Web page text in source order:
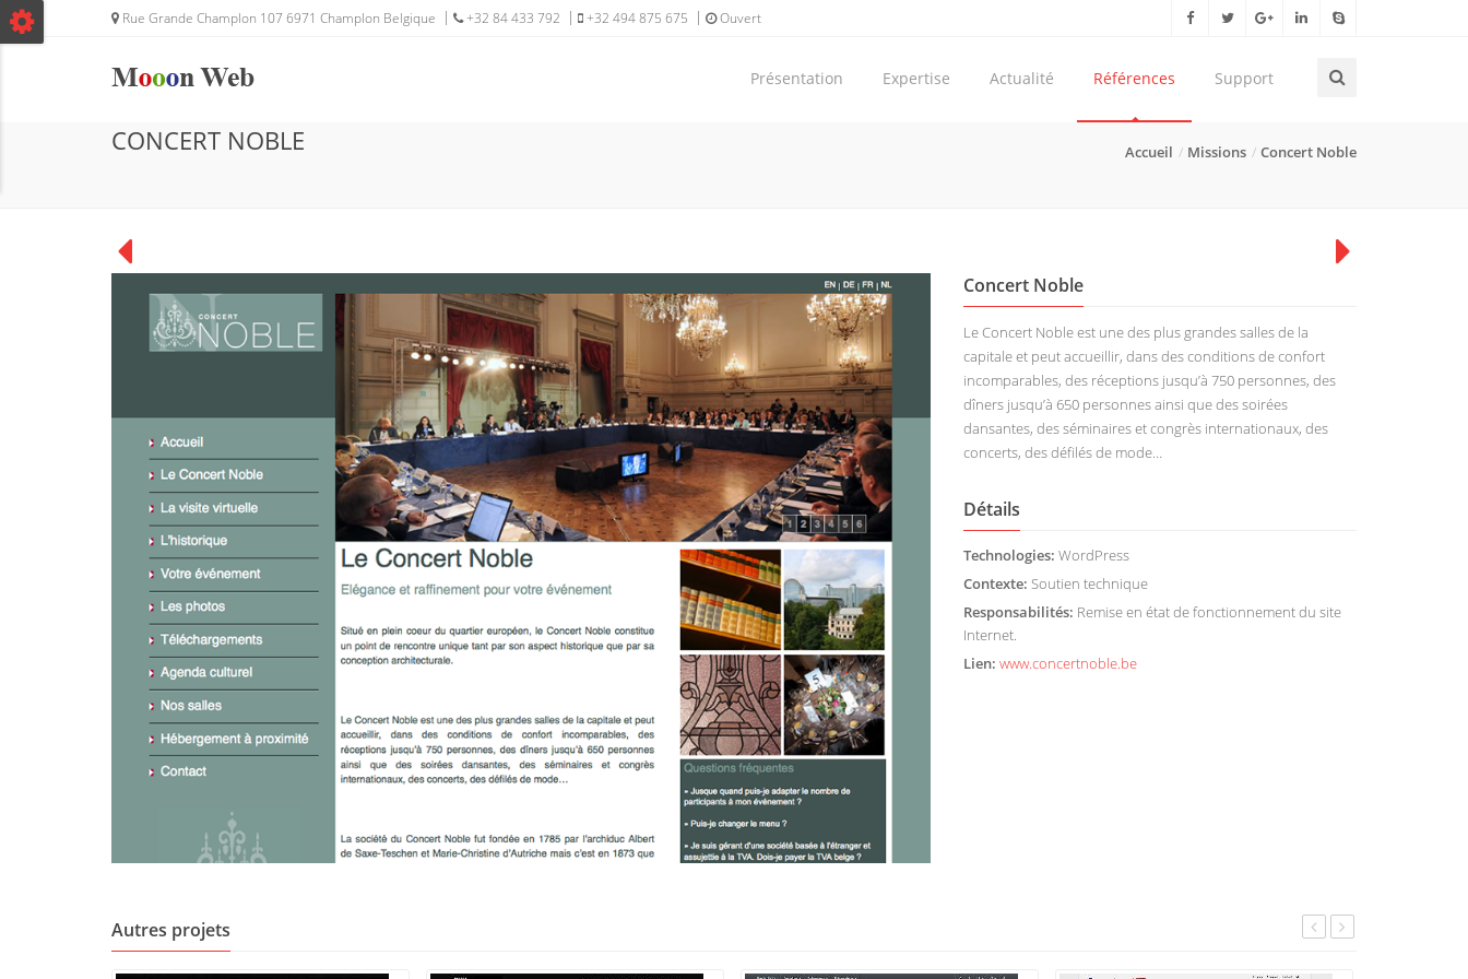
Rue Grande Champlon 107 6971 Champlon Belgique +32 84 433 792 +32 494 875 675 Ouvert
Présentation Expertise Actualité Références Support
CONCERT NOBLE Accueil Missions Concert Noble
Concert Noble
Le Concert Noble est une des plus grandes salles de la
capitale et peut accueillir, dans des conditions de confort
incomparables, des réceptions jusqu’à 750 personnes, des
dîners jusqu’à 650 personnes ainsi que des soirées
dansantes, des séminaires et congrès internationaux, des
concerts, des défilés de mode…
Détails
Technologies: WordPress
Contexte: Soutien technique
Responsabilités: Remise en état de fonctionnement du site
Internet.
Lien: www.concertnoble.be
Autres projets